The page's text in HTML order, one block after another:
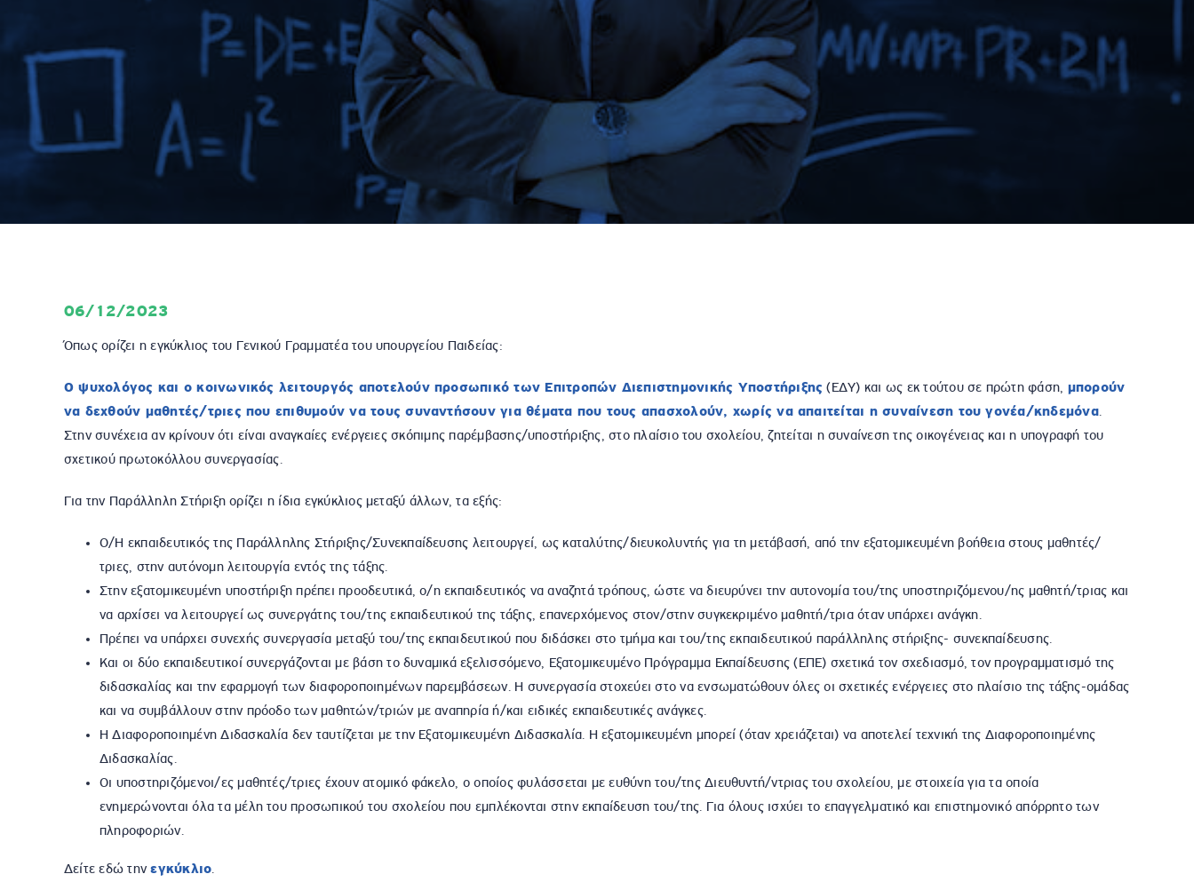
Όπως ορίζει η εγκύκλιος του Γενικού Γραμματέα του υπουργείου Παιδείας:
Ο ψυχολόγος και ο κοινωνικός λειτουργός αποτελούν προσωπικό των Επιτροπών Διεπιστημονικής Υποστήριξης (ΕΔΥ) και ως εκ τούτου σε πρώτη φάση, μπορούν
να δεχθούν μαθητές/τριες που επιθυμούν να τους συναντήσουν για θέματα που τους απασχολούν, χωρίς να απαιτείται η συναίνεση του γονέα/κηδεμόνα.
Στην συνέχεια αν κρίνουν ότι είναι αναγκαίες ενέργειες σκόπιμης παρέμβασης/υποστήριξης, στο πλαίσιο του σχολείου, ζητείται η συναίνεση της οικογένειας και η υπογραφή του
σχετικού πρωτοκόλλου συνεργασίας.
Για την Παράλληλη Στήριξη ορίζει η ίδια εγκύκλιος μεταξύ άλλων, τα εξής:
Ο/Η εκπαιδευτικός της Παράλληλης Στήριξης/Συνεκπαίδευσης λειτουργεί, ως καταλύτης/διευκολυντής για τη μετάβασή, από την εξατομικευμένη βοήθεια στους μαθητές/
τριες, στην αυτόνομη λειτουργία εντός της τάξης.
Στην εξατομικευμένη υποστήριξη πρέπει προοδευτικά, ο/η εκπαιδευτικός να αναζητά τρόπους, ώστε να διευρύνει την αυτονομία του/της υποστηριζόμενου/ης μαθητή/τριας και
να αρχίσει να λειτουργεί ως συνεργάτης του/της εκπαιδευτικού της τάξης, επανερχόμενος στον/στην συγκεκριμένο μαθητή/τρια όταν υπάρχει ανάγκη.
Πρέπει να υπάρχει συνεχής συνεργασία μεταξύ του/της εκπαιδευτικού που διδάσκει στο τμήμα και του/της εκπαιδευτικού παράλληλης στήριξης- συνεκπαίδευσης.
Και οι δύο εκπαιδευτικοί συνεργάζονται με βάση το δυναμικά εξελισσόμενο, Εξατομικευμένο Πρόγραμμα Εκπαίδευσης (ΕΠΕ) σχετικά τον σχεδιασμό, τον προγραμματισμό της
διδασκαλίας και την εφαρμογή των διαφοροποιημένων παρεμβάσεων. Η συνεργασία στοχεύει στο να ενσωματώθουν όλες οι σχετικές ενέργειες στο πλαίσιο της τάξης-ομάδας
και να συμβάλλουν στην πρόοδο των μαθητών/τριών με αναπηρία ή/και ειδικές εκπαιδευτικές ανάγκες.
Η Διαφοροποιημένη Διδασκαλία δεν ταυτίζεται με την Εξατομικευμένη Διδασκαλία. Η εξατομικευμένη μπορεί (όταν χρειάζεται) να αποτελεί τεχνική της Διαφοροποιημένης
Διδασκαλίας.
Οι υποστηριζόμενοι/ες μαθητές/τριες έχουν ατομικό φάκελο, ο οποίος φυλάσσεται με ευθύνη του/της Διευθυντή/ντριας του σχολείου, με στοιχεία για τα οποία
ενημερώνονται όλα τα μέλη του προσωπικού του σχολείου που εμπλέκονται στην εκπαίδευση του/της. Για όλους ισχύει το επαγγελματικό και επιστημονικό απόρρητο των
πληροφοριών.
Δείτε εδώ τηνεγκύκλιο.
06/12/2023